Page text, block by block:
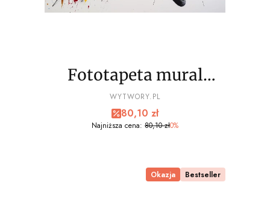
Fototapeta mural
EXTREME sport, bmx
wz8 - NA WYMIAR
PRODUCENT
WYTWORY.PL
Cena promocyjna
80,10 zł
Najniższa cena: 80,10 zł0%
Okazja Bestseller